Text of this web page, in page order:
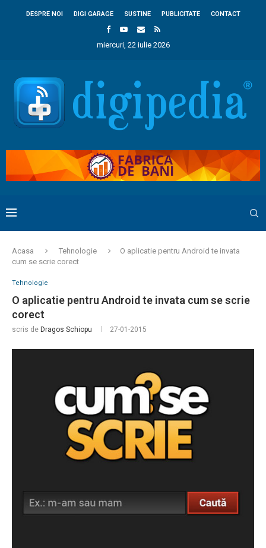
DESPRE NOI DIGI GARAGE SUSTINE PUBLICITATE CONTACT
miercuri, 22 iulie 2026
Acasa Tehnologie
O aplicatie pentru Android te invata
cum se scrie corect
Tehnologie
O aplicatie pentru Android te invata cum se scrie
corect
scris de Dragos Schiopu 27-01-2015